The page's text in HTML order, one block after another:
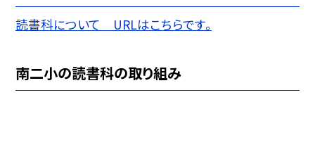
読書科について URLはこちらです。
南二小の読書科の取り組み